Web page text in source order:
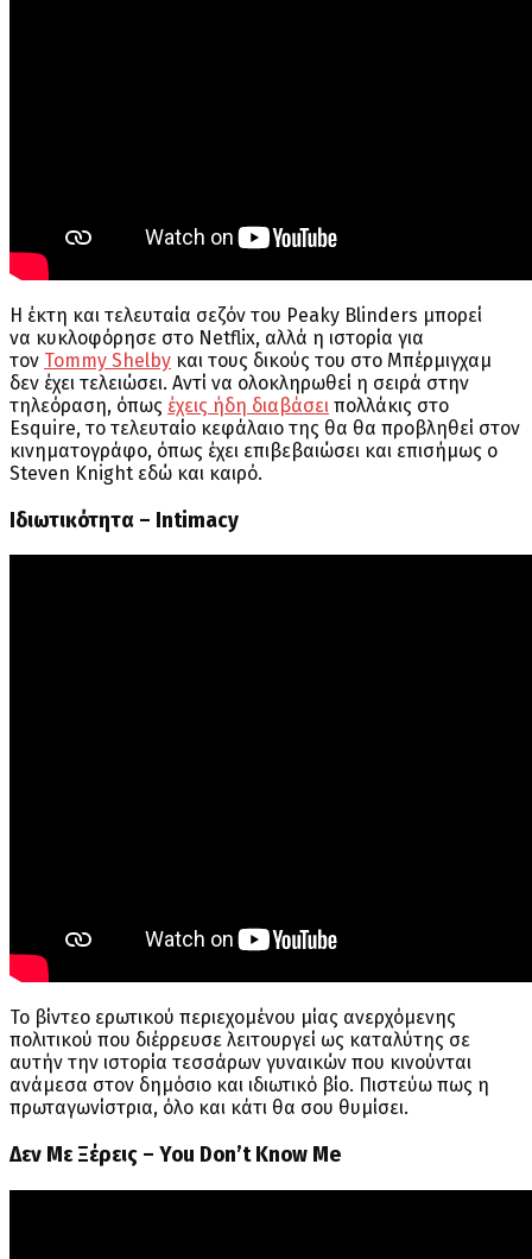
Η έκτη και τελευταία σεζόν του Peaky Blinders μπορεί
να κυκλοφόρησε στο Netflix, αλλά η ιστορία για
τον Tommy Shelby και τους δικούς του στο Μπέρμιγχαμ
δεν έχει τελειώσει. Αντί να ολοκληρωθεί η σειρά στην
τηλεόραση, όπως έχεις ήδη διαβάσει πολλάκις στο
Esquire, το τελευταίο κεφάλαιο της θα θα προβληθεί στον
κινηματογράφο, όπως έχει επιβεβαιώσει και επισήμως ο
Steven Knight εδώ και καιρό.
Ιδιωτικότητα – Intimacy
Το βίντεο ερωτικού περιεχομένου μίας ανερχόμενης
πολιτικού που διέρρευσε λειτουργεί ως καταλύτης σε
αυτήν την ιστορία τεσσάρων γυναικών που κινούνται
ανάμεσα στον δημόσιο και ιδιωτικό βίο. Πιστεύω πως η
πρωταγωνίστρια, όλο και κάτι θα σου θυμίσει.
Δεν Με Ξέρεις – You Don’t Know Me